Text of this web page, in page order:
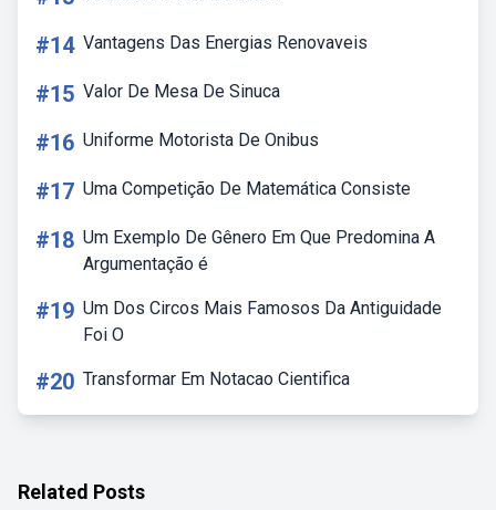
#14 Vantagens Das Energias Renovaveis
#15 Valor De Mesa De Sinuca
#16 Uniforme Motorista De Onibus
#17 Uma Competição De Matemática Consiste
#18 Um Exemplo De Gênero Em Que Predomina A
Argumentação é
#19 Um Dos Circos Mais Famosos Da Antiguidade
Foi O
#20 Transformar Em Notacao Cientifica
Related Posts